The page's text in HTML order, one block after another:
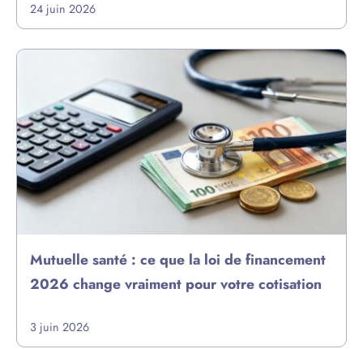
24 juin 2026
Mutuelle santé : ce que la loi de financement
2026 change vraiment pour votre cotisation
3 juin 2026